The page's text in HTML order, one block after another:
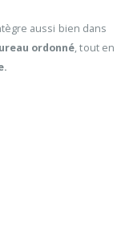
aussi bien dans
ordonné, tout en